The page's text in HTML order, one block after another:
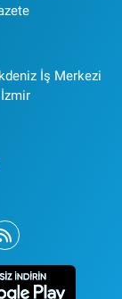
İş Merkezi